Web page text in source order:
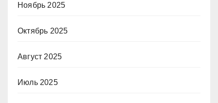
Ноябрь 2025
Октябрь 2025
Август 2025
Июль 2025